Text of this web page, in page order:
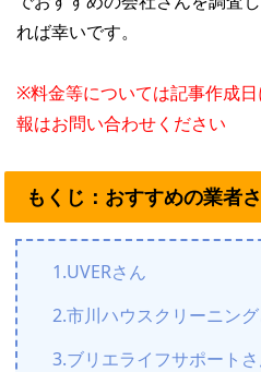
れば幸いです。
※料金等については記事作成
報はお問い合わせください
もくじ：おすすめの業者
1.UVERさん
2.市川ハウスクリーニン
3.ブリエライフサポート